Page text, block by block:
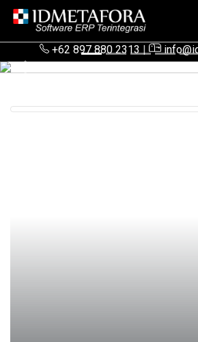
+62 897 880 2313|
Previous